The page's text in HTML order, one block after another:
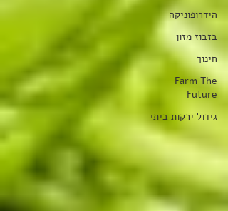
הידרופוניקה
בזבוז מזון
חינוך
Farm The
Future
גידול ירקות ביתי